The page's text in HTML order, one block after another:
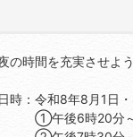
の時間を充実させよ
日時：令和8年8月1日
①午後6時20分～